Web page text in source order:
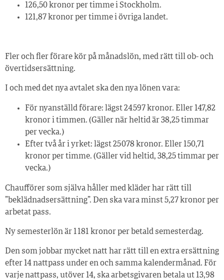
126,50 kronor per timme i Stockholm.
121,87 kronor per timme i övriga landet.
Fler och fler förare kör på månadslön, med rätt till ob- och
övertidsersättning.
I och med det nya avtalet ska den nya lönen vara:
För nyanställd förare: lägst 24 597 kronor. Eller 147,82
kronor i timmen. (Gäller när heltid är 38,25 timmar
per vecka.)
Efter två år i yrket: lägst 25 078 kronor. Eller 150,71
kronor per timme. (Gäller vid heltid, 38,25 timmar per
vecka.)
Chaufförer som själva håller med kläder har rätt till
”beklädnadsersättning”. Den ska vara minst 5,27 kronor per
arbetat pass.
Ny semesterlön är 1 181 kronor per betald semesterdag.
Den som jobbar mycket natt har rätt till en extra ersättning
efter 14 nattpass under en och samma kalendermånad. För
varje nattpass, utöver 14, ska arbetsgivaren betala ut 13,98